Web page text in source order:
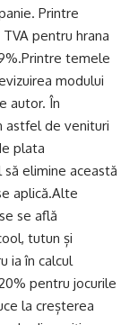
Printre
pentru hrana
temele
modului
autor. În
astfel de venituri
plata
elimine această
aplică.Alte
se află
tutun și
ia în calcul
pentru jocurile
la creșterea